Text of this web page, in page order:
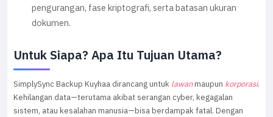
pengurangan, fase kriptografi, serta batasan ukuran
dokumen.
Untuk Siapa? Apa Itu Tujuan Utama?
SimplySync Backup Kuyhaa dirancang untuk lawanmaupun korporasi.
Kehilangan data—terutama akibat serangan cyber, kegagalan
sistem, atau kesalahan manusia—bisa berdampak fatal. Dengan